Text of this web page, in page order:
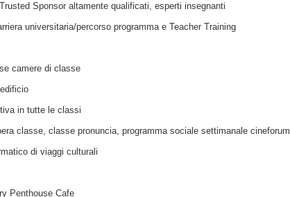
Sponsor altamente qualificati, esperti insegnanti
universitaria/percorso programma e Teacher Training
camere di classe
in tutte le classi
classe, classe pronuncia, programma sociale settimanale cineforum
di viaggi culturali
Penthouse Cafe